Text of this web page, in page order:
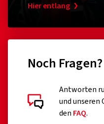
Hier entlang
Noch Fragen?
Antworten
und unseren
den FAQ.